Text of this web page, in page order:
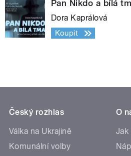
Pan Nikdo a bílá
Dora Kaprálová
Koupit
Český rozhlas
Válka na Ukrajině
Komunální volby
O
Jak